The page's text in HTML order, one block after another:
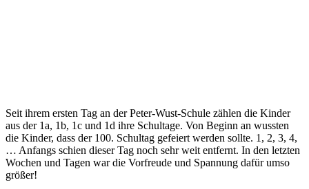
Seit ihrem ersten Tag an der Peter-Wust-Schule zählen die Kinder
aus der 1a, 1b, 1c und 1d ihre Schultage. Von Beginn an wussten
die Kinder, dass der 100. Schultag gefeiert werden sollte. 1, 2, 3, 4,
… Anfangs schien dieser Tag noch sehr weit entfernt. In den letzten
Wochen und Tagen war die Vorfreude und Spannung dafür umso
größer!